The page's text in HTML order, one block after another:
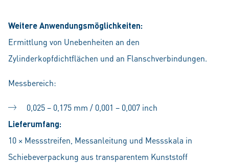
Weitere Anwendungsmöglichkeiten:
Ermittlung von Unebenheiten an den
Zylinderkopfdichtflächen und an Flanschverbindungen.
Messbereich:
0,025 – 0,175 mm / 0,001 – 0,007 inch
Lieferumfang:
10 × Messstreifen, Messanleitung und Messskala in
Schiebeverpackung aus transparentem Kunststoff